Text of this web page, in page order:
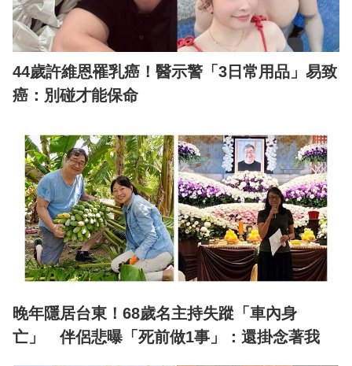
44歲許維恩罹乳癌！醫示警「3日常用品」易致
癌：別碰才能保命
晚年隱居台東！68歲名主持失蹤「車內身
亡」 伴侶悲曝「死前做1事」：還掛念著我